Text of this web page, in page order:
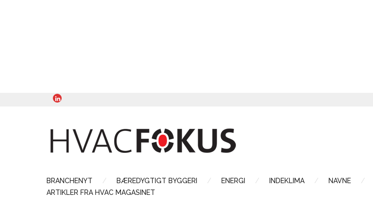
BRANCHENYT BÆREDYGTIGT BYGGERI ENERGI INDEKLIMA NAVNE
ARTIKLER FRA HVAC MAGASINET